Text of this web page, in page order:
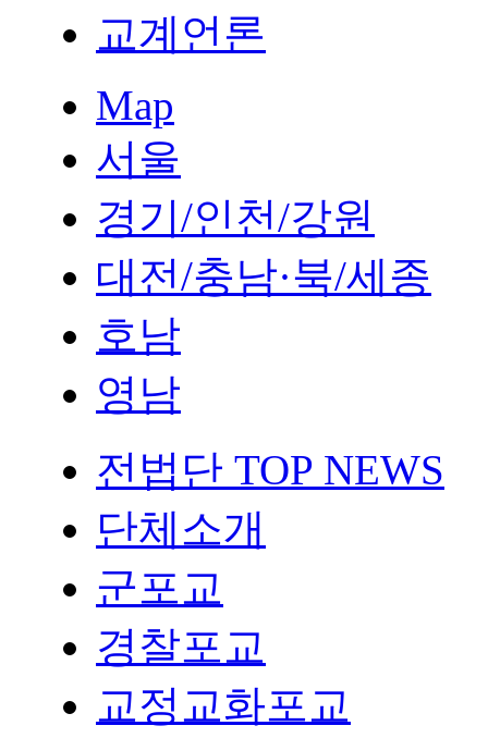
교계언론
Map
서울
경기/인천/강원
대전/충남·북/세종
호남
영남
전법단 TOP NEWS
단체소개
군포교
경찰포교
교정교화포교